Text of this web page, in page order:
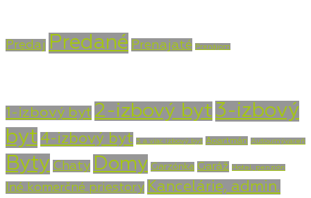
Predaj Predané Prenajaté Prenájom
1-izbový byt 2-izbový byt 3-izbový
byt 4-izbový byt 5 a viac izbový byt Apartmán Autoumývareň
Byty Chaty Domy Garzónka Garáž Hotel, penzión
Iné komerčné priestory Kancelárie, admin.